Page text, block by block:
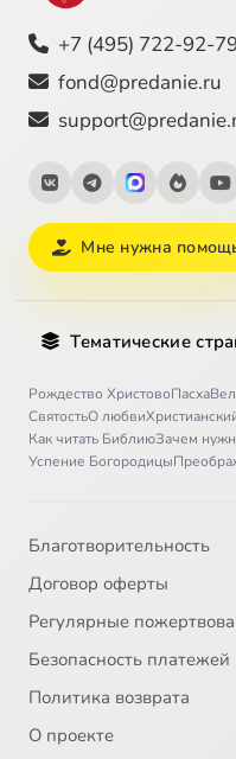
+7 (495) 722-92-79
fond@predanie.ru
Мне нужна
Тематические
Рождество ХристовоПасха
СвятостьО любви
Как читать БиблиюЗачем
Успение Богородицы
Благотворительность
Договор оферты
Регулярные
Безопасность платежей
Политика возврата
О проекте